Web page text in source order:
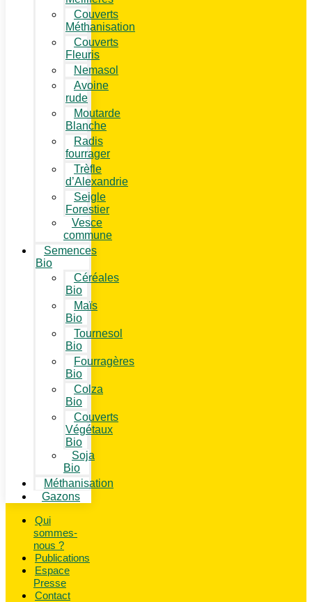
Couverts
Méthanisation
Couverts
Fleuris
Nemasol
Avoine
rude
Moutarde
Blanche
Radis
fourrager
Trèfle
d’Alexandrie
Seigle
Forestier
Vesce
commune
Semences
Bio
Céréales
Bio
Maïs
Bio
Tournesol
Bio
Fourragères
Bio
Colza
Bio
Couverts
Végétaux
Bio
Soja
Bio
Méthanisation
Gazons
Qui
sommes-
nous ?
Publications
Espace
Presse
Contact